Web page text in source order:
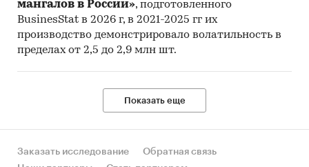
мангалов в России», подготовленного
BusinesStat в 2026 г, в 2021-2025 гг их
производство демонстрировало волатильность в
пределах от 2,5 до 2,9 млн шт.
Показать еще
Заказать исследование
Обратная связь